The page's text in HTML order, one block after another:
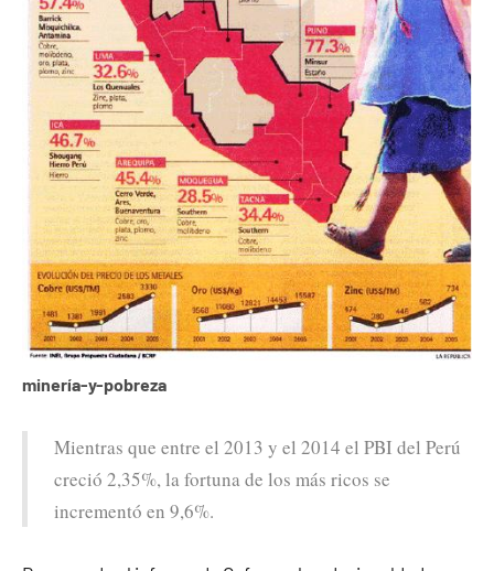
minería-y-pobreza
Mientras que entre el 2013 y el 2014 el PBI del Perú
creció 2,35%, la fortuna de los más ricos se
incrementó en 9,6%.